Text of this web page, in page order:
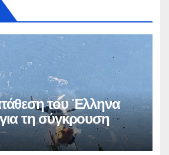
του Έλληνα
τη σύγκρουση